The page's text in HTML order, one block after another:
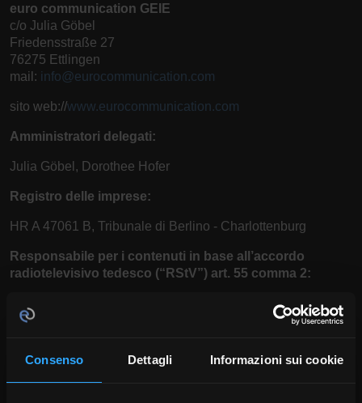
Consenso Dettagli Informazioni sui cookie
euro communication GEIE
c/o Julia Göbel
Friedensstraße 27
76275 Ettlingen
mail: info@eurocommunication.com
sito web://www.eurocommunication.com
Amministratori delegati:
Julia Göbel, Dorothee Hofer
Registro delle imprese:
HR A 47061 B, Tribunale di Berlino - Charlottenburg
Responsabile per i contenuti in base all’accordo
radiotelevisivo tedesco (“RStV”) art. 55 comma 2:
Friedensstraße 27
Risoluzione delle controversie
La Commissione Europea mette a disposizione una